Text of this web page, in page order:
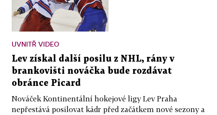
UVNITŘ VIDEO
Lev získal další posilu z NHL, rány v
brankovišti nováčka bude rozdávat
obránce Picard
Nováček Kontinentální hokejové ligy Lev Praha
nepřestává posilovat kádr před začátkem nové sezony a